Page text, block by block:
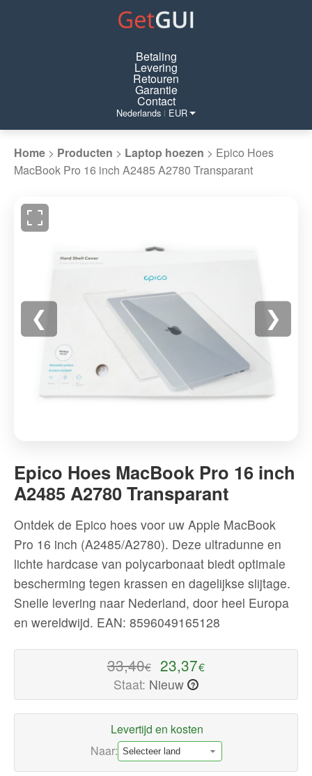
Betaling
Levering
Retouren
Garantie
Contact
Nederlands | EUR
Home > Producten > Laptop hoezen > Epico Hoes
MacBook Pro 16 inch A2485 A2780 Transparant
❮ ❯
Hoes
MacBook
Pro
16
inch
A2485
A2780
Transparant
-
Hoogwaardige
beschikbaar
Epico Hoes MacBook Pro 16 inch
A2485 A2780 Transparant
Ontdek de Epico hoes voor uw Apple MacBook
Pro 16 inch (A2485/A2780). Deze ultradunne en
lichte hardcase van polycarbonaat biedt optimale
bescherming tegen krassen en dagelijkse slijtage.
Snelle levering naar Nederland, door heel Europa
en wereldwijd. EAN: 8596049165128
33,40€ 23,37€
Staat: Nieuw ?
Levertijd en kosten
Naar: